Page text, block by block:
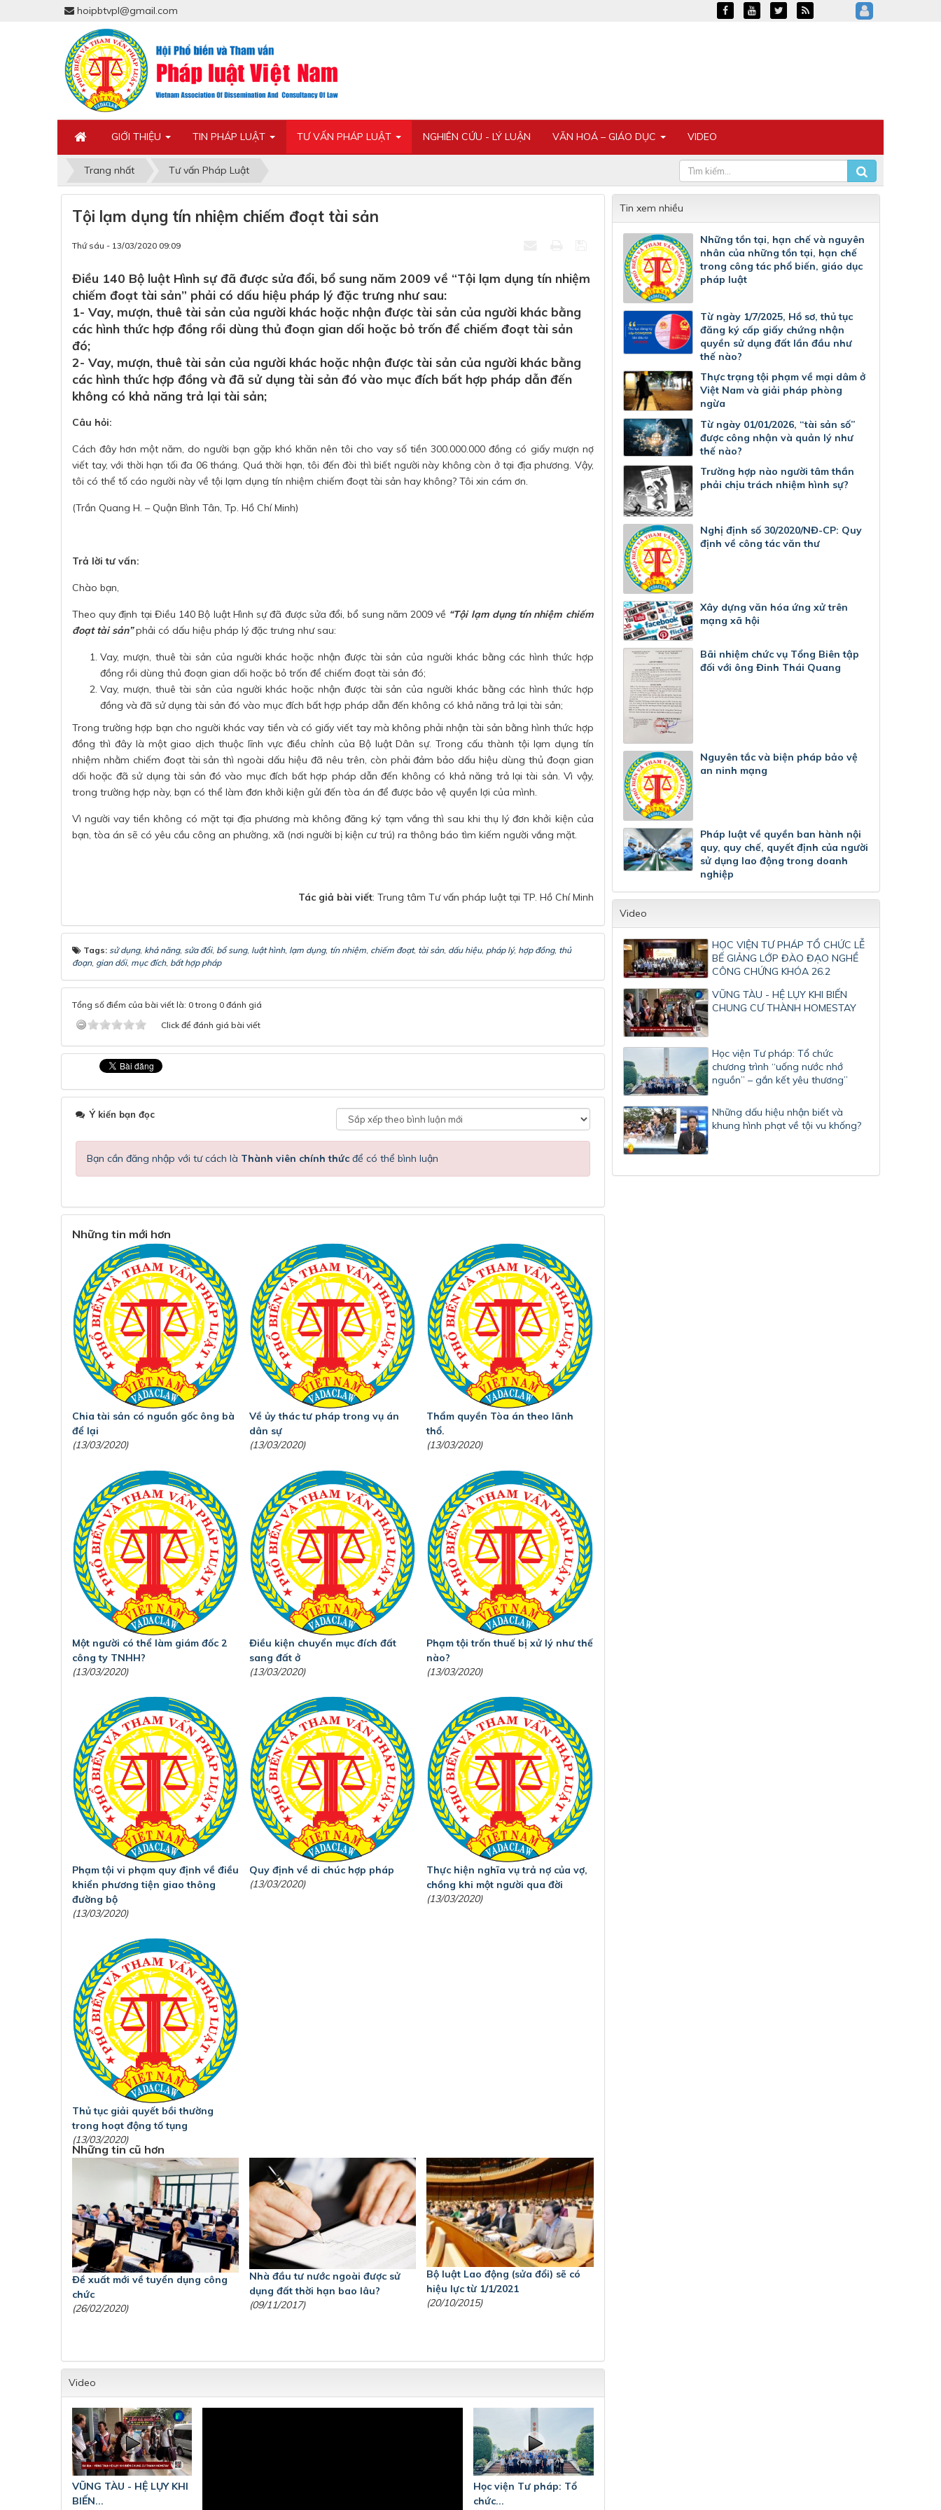
GIỚI THIỆU TIN PHÁP LUẬT TƯ VẤN PHÁP LUẬT NGHIÊN CỨU - LÝ LUẬN VĂN HOÁ – GIÁO DỤC VIDEO
hoipbtvpl@gmail.com
Trang nhất Tư vấn Pháp Luật
Tội lạm dụng tín nhiệm chiếm đoạt tài sản
Thứ sáu - 13/03/2020 09:09
Điều 140 Bộ luật Hình sự đã được sửa đổi, bổ sung năm 2009 về “Tội lạm dụng tín nhiệm
chiếm đoạt tài sản” phải có dấu hiệu pháp lý đặc trưng như sau:
1- Vay, mượn, thuê tài sản của người khác hoặc nhận được tài sản của người khác bằng
các hình thức hợp đồng rồi dùng thủ đoạn gian dối hoặc bỏ trốn để chiếm đoạt tài sản
đó;
2- Vay, mượn, thuê tài sản của người khác hoặc nhận được tài sản của người khác bằng
các hình thức hợp đồng và đã sử dụng tài sản đó vào mục đích bất hợp pháp dẫn đến
không có khả năng trả lại tài sản;
Câu hỏi:
Cách đây hơn một năm, do người bạn gặp khó khăn nên tôi cho vay số tiền 300.000.000 đồng có giấy mượn nợ
viết tay, với thời hạn tối đa 06 tháng. Quá thời hạn, tôi đến đòi thì biết người này không còn ở tại địa phương. Vậy,
tôi có thể tố cáo người này về tội lạm dụng tín nhiệm chiếm đoạt tài sản hay không? Tôi xin cám ơn.
(Trần Quang H. – Quận Bình Tân, Tp. Hồ Chí Minh)
Trả lời tư vấn:
Chào bạn,
Theo quy định tại Điều 140 Bộ luật Hình sự đã được sửa đổi, bổ sung năm 2009 về “Tội lạm dụng tín nhiệm chiếm
đoạt tài sản”phải có dấu hiệu pháp lý đặc trưng như sau:
Vay, mượn, thuê tài sản của người khác hoặc nhận được tài sản của người khác bằng các hình thức hợp
đồng rồi dùng thủ đoạn gian dối hoặc bỏ trốn để chiếm đoạt tài sản đó;
Vay, mượn, thuê tài sản của người khác hoặc nhận được tài sản của người khác bằng các hình thức hợp
đồng và đã sử dụng tài sản đó vào mục đích bất hợp pháp dẫn đến không có khả năng trả lại tài sản;
Trong trường hợp bạn cho người khác vay tiền và có giấy viết tay mà không phải nhận tài sản bằng hình thức hợp
đồng thì đây là một giao dịch thuộc lĩnh vực điều chỉnh của Bộ luật Dân sự. Trong cấu thành tội lạm dụng tín
nhiệm nhằm chiếm đoạt tài sản thì ngoài dấu hiệu đã nêu trên, còn phải đảm bảo dấu hiệu dùng thủ đoạn gian
dối hoặc đã sử dụng tài sản đó vào mục đích bất hợp pháp dẫn đến không có khả năng trả lại tài sản. Vì vậy,
trong trường hợp này, bạn có thể làm đơn khởi kiện gửi đến tòa án để được bảo vệ quyền lợi của mình.
Vì người vay tiền không có mặt tại địa phương mà không đăng ký tạm vắng thì sau khi thụ lý đơn khởi kiện của
bạn, tòa án sẽ có yêu cầu công an phường, xã (nơi người bị kiện cư trú) ra thông báo tìm kiếm người vắng mặt.
Tác giả bài viết: Trung tâm Tư vấn pháp luật tại TP. Hồ Chí Minh
Tags: sử dụng, khả năng, sửa đổi, bổ sung, luật hình, lạm dụng, tín nhiệm, chiếm đoạt, tài sản, dấu hiệu, pháp lý, hợp đồng, thủ
đoạn, gian dối, mục đích, bất hợp pháp
Tổng số điểm của bài viết là: 0 trong 0 đánh giá
Click để đánh giá bài viết
Ý kiến bạn đọc
Bạn cần đăng nhập với tư cách là Thành viên chính thức để có thể bình luận
Những tin mới hơn
Chia tài sản có nguồn gốc ông bà
để lại
(13/03/2020)
Về ủy thác tư pháp trong vụ án
dân sự
(13/03/2020)
Thẩm quyền Tòa án theo lãnh
thổ.
(13/03/2020)
Một người có thể làm giám đốc 2
công ty TNHH?
(13/03/2020)
Điều kiện chuyển mục đích đất
sang đất ở
(13/03/2020)
Phạm tội trốn thuế bị xử lý như thế
nào?
(13/03/2020)
Phạm tội vi phạm quy định về điều
khiển phương tiện giao thông
đường bộ
(13/03/2020)
Quy định về di chúc hợp pháp
(13/03/2020)
Thực hiện nghĩa vụ trả nợ của vợ,
chồng khi một người qua đời
(13/03/2020)
Thủ tục giải quyết bồi thường
trong hoạt động tố tụng
(13/03/2020)
Những tin cũ hơn
Đề xuất mới về tuyển dụng công
chức
(26/02/2020)
Nhà đầu tư nước ngoài được sử
dụng đất thời hạn bao lâu?
(09/11/2017)
Bộ luật Lao động (sửa đổi) sẽ có
hiệu lực từ 1/1/2021
(20/10/2015)
Video
VŨNG TÀU - HỆ LỤY KHI
BIẾN...
Học viện Tư pháp: Tổ
chức...
Tin xem nhiều
Những tồn tại, hạn chế và nguyên
nhân của những tồn tại, hạn chế
trong công tác phổ biến, giáo dục
pháp luật
Từ ngày 1/7/2025, Hồ sơ, thủ tục
đăng ký cấp giấy chứng nhận
quyền sử dụng đất lần đầu như
thế nào?
Thực trạng tội phạm về mại dâm ở
Việt Nam và giải pháp phòng
ngừa
Từ ngày 01/01/2026, “tài sản số”
được công nhận và quản lý như
thế nào?
Trường hợp nào người tâm thần
phải chịu trách nhiệm hình sự?
Nghị định số 30/2020/NĐ-CP: Quy
định về công tác văn thư
Xây dựng văn hóa ứng xử trên
mạng xã hội
Bãi nhiệm chức vụ Tổng Biên tập
đối với ông Đinh Thái Quang
Nguyên tắc và biện pháp bảo vệ
an ninh mạng
Pháp luật về quyền ban hành nội
quy, quy chế, quyết định của người
sử dụng lao động trong doanh
nghiệp
Video
HỌC VIỆN TƯ PHÁP TỔ CHỨC LỄ
BẾ GIẢNG LỚP ĐÀO ĐẠO NGHỀ
CÔNG CHỨNG KHÓA 26.2
VŨNG TÀU - HỆ LỤY KHI BIẾN
CHUNG CƯ THÀNH HOMESTAY
Học viện Tư pháp: Tổ chức
chương trình “uống nước nhớ
nguồn” – gắn kết yêu thương”
Những dấu hiệu nhận biết và
khung hình phạt về tội vu khống?